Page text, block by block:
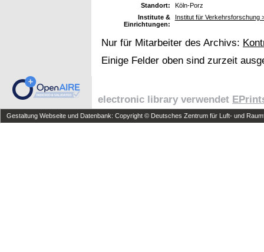
Standort:
Köln-Porz
Institute &
Einrichtungen:
Institut für Verkehrsforschung
Nur für Mitarbeiter des Archivs:
Einige Felder oben sind zurzeit
electronic library verwendet
Gestaltung Webseite und Datenbank: Copyright © Deutsches Zentrum für Luft- und